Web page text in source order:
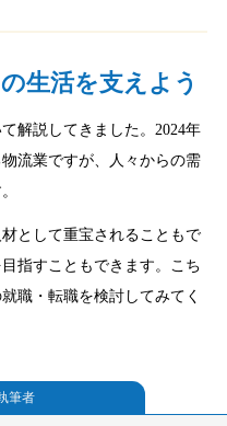
生活を支えよう
解説してきました。2024年
流業ですが、人々からの需
として重宝されることもで
指すこともできます。こち
職・転職を検討してみてく
筆者